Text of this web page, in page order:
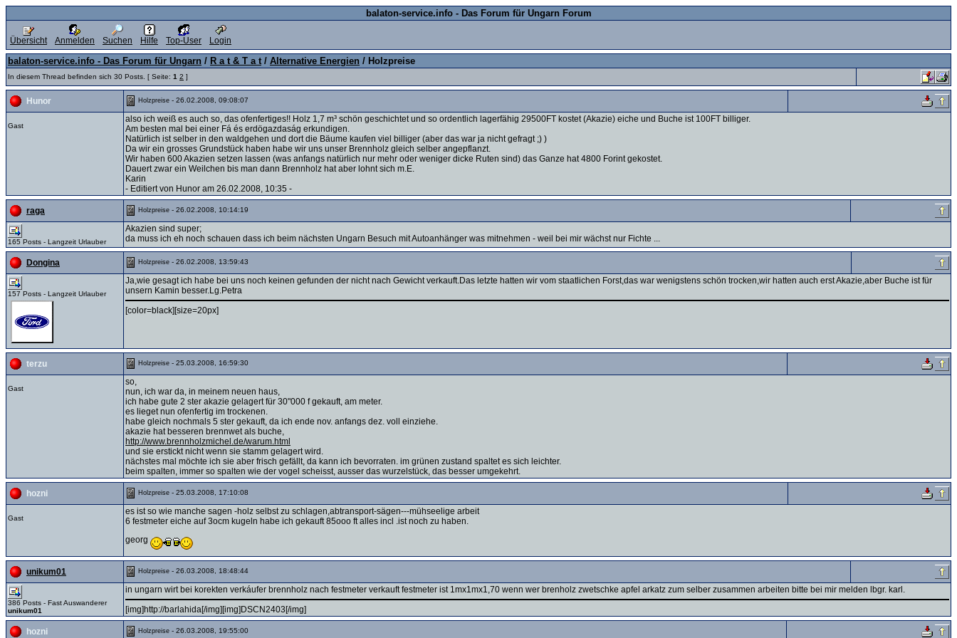
balaton-service.info - Das Forum für Ungarn Forum
Übersicht Anmelden Suchen Hilfe Top-User Login
balaton-service.info - Das Forum für Ungarn / R a t & T a t / Alternative Energien / Holzpreise
In diesem Thread befinden sich 30 Posts. [ Seite: 1 2 ]
Hunor Holzpreise - 26.02.2008, 09:08:07
Gast
also ich weiß es auch so, das ofenfertiges!! Holz 1,7 m³ schön geschichtet und so ordentlich lagerfähig 29500FT kostet (Akazie) eiche und Buche ist 100FT billiger.
Am besten mal bei einer Fá és erdögazdaság erkundigen.
Natürlich ist selber in den waldgehen und dort die Bäume kaufen viel billiger (aber das war ja nicht gefragt ;) )
Da wir ein grosses Grundstück haben habe wir uns unser Brennholz gleich selber angepflanzt.
Wir haben 600 Akazien setzen lassen (was anfangs natürlich nur mehr oder weniger dicke Ruten sind) das Ganze hat 4800 Forint gekostet.
Dauert zwar ein Weilchen bis man dann Brennholz hat aber lohnt sich m.E.
Karin
- Editiert von Hunor am 26.02.2008, 10:35 -
raga Holzpreise - 26.02.2008, 10:14:19
165 Posts - Langzeit Urlauber
Akazien sind super;
da muss ich eh noch schauen dass ich beim nächsten Ungarn Besuch mit Autoanhänger was mitnehmen - weil bei mir wächst nur Fichte ...
Dongina Holzpreise - 26.02.2008, 13:59:43
157 Posts - Langzeit Urlauber
Ja,wie gesagt ich habe bei uns noch keinen gefunden der nicht nach Gewicht verkauft.Das letzte hatten wir vom staatlichen Forst,das war wenigstens schön trocken,wir hatten auch erst Akazie,aber Buche ist für
unsern Kamin besser.Lg.Petra
[color=black][size=20px]
terzu Holzpreise - 25.03.2008, 16:59:30
Gast
so,
nun, ich war da, in meinem neuen haus,
ich habe gute 2 ster akazie gelagert für 30"000 f gekauft, am meter.
es lieget nun ofenfertig im trockenen.
habe gleich nochmals 5 ster gekauft, da ich ende nov. anfangs dez. voll einziehe.
akazie hat besseren brennwet als buche,
http://www.brennholzmichel.de/warum.html
und sie erstickt nicht wenn sie stamm gelagert wird.
nächstes mal möchte ich sie aber frisch gefällt, da kann ich bevorraten. im grünen zustand spaltet es sich leichter.
beim spalten, immer so spalten wie der vogel scheisst, ausser das wurzelstück, das besser umgekehrt.
hozni Holzpreise - 25.03.2008, 17:10:08
Gast
es ist so wie manche sagen -holz selbst zu schlagen,abtransport-sägen---mühseelige arbeit
6 festmeter eiche auf 3ocm kugeln habe ich gekauft 85ooo ft alles incl .ist noch zu haben.
georg
unikum01 Holzpreise - 26.03.2008, 18:48:44
386 Posts - Fast Auswanderer
unikum01
in ungarn wirt bei korekten verkáufer brennholz nach festmeter verkauft festmeter ist 1mx1mx1,70 wenn wer brenholz zwetschke apfel arkatz zum selber zusammen arbeiten bitte bei mir melden lbgr. karl.
[img]http://barlahida[/img][img]DSCN2403[/img]
hozni Holzpreise - 26.03.2008, 19:55:00